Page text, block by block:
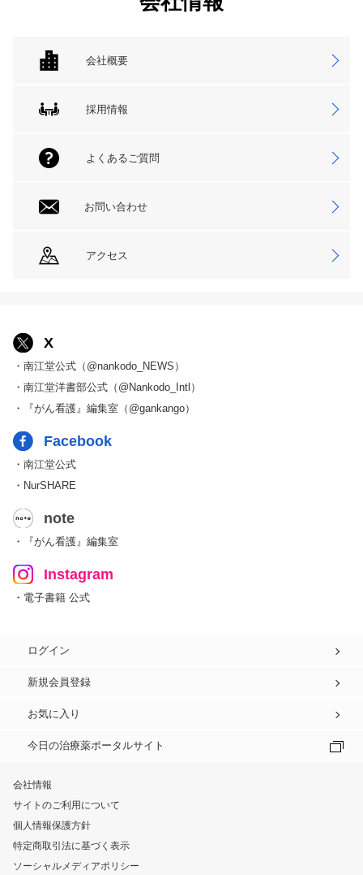
会社概要
採用情報
よくあるご質問
お問い合わせ
アクセス
X
・南江堂公式（@nankodo_NEWS）
・南江堂洋書部公式（@Nankodo_Intl）
・『がん看護』編集室（@gankango）
Facebook
・南江堂公式
・NurSHARE
note
・『がん看護』編集室
Instagram
・電子書籍 公式
ログイン
新規会員登録
お気に入り
今日の治療薬ポータルサイト
会社情報
サイトのご利用について
個人情報保護方針
特定商取引法に基づく表示
ソーシャルメディアポリシー